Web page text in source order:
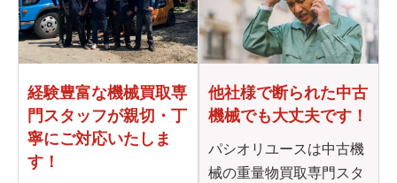
経験豊富な機械買取専
門スタッフが親切・丁
寧にご対応いたしま
す！
他社様で断られた中古
機械でも大丈夫です！
パシオリユースは中古機
械の重量物買取専門スタ